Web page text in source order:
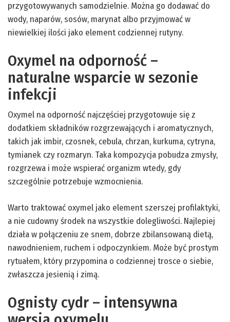
przygotowywanych samodzielnie. Można go dodawać do
wody, naparów, sosów, marynat albo przyjmować w
niewielkiej ilości jako element codziennej rutyny.
Oxymel na odporność –
naturalne wsparcie w sezonie
infekcji
Oxymel na odporność najczęściej przygotowuje się z
dodatkiem składników rozgrzewających i aromatycznych,
takich jak imbir, czosnek, cebula, chrzan, kurkuma, cytryna,
tymianek czy rozmaryn. Taka kompozycja pobudza zmysły,
rozgrzewa i może wspierać organizm wtedy, gdy
szczególnie potrzebuje wzmocnienia.
Warto traktować oxymel jako element szerszej profilaktyki,
a nie cudowny środek na wszystkie dolegliwości. Najlepiej
działa w połączeniu ze snem, dobrze zbilansowaną dietą,
nawodnieniem, ruchem i odpoczynkiem. Może być prostym
rytuałem, który przypomina o codziennej trosce o siebie,
zwłaszcza jesienią i zimą.
Ognisty cydr – intensywna